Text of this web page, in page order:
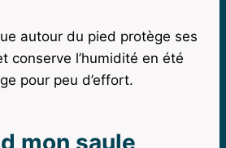
autour du pied protège ses
conserve l’humidité en été
pour peu d’effort.
mon saule